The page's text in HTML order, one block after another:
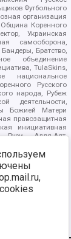
Футбольного
организация
Коренного
Украинская
самооборона,
Братство,
объединение
TulaSkins,
национальное
Русского
народа, Рубеж
деятельности,
Божией Матери
правозащитная
инициативная
Алля-Аят,
W.H.С., Фалунь
РПК,
защиты прав
округа г.